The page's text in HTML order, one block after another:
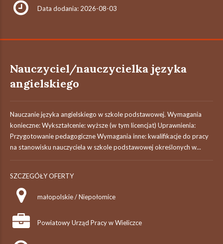
Data dodania: 2026-08-03
Nauczyciel/nauczycielka języka
angielskiego
Nauczanie języka angielskiego w szkole podstawowej. Wymagania
konieczne: Wykształcenie: wyższe (w tym licencjat) Uprawnienia:
Przygotowanie pedagogiczne Wymagania inne: kwalifikacje do pracy
na stanowisku nauczyciela w szkole podstawowej określonych w...
SZCZEGÓŁY OFERTY
małopolskie / Niepołomice
Powiatowy Urząd Pracy w Wieliczce